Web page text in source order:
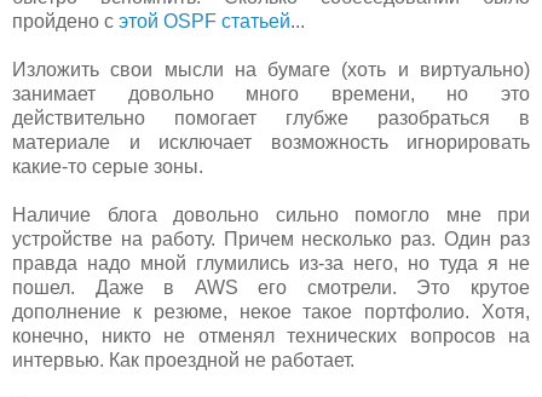
пройдено с этой OSPF статьей...
Изложить свои мысли на бумаге (хоть и виртуально)
занимает довольно много времени, но это
действительно помогает глубже разобраться в
материале и исключает возможность игнорировать
какие-то серые зоны.
Наличие блога довольно сильно помогло мне при
устройстве на работу. Причем несколько раз. Один раз
правда надо мной глумились из-за него, но туда я не
пошел. Даже в AWS его смотрели. Это крутое
дополнение к резюме, некое такое портфолио. Хотя,
конечно, никто не отменял технических вопросов на
интервью. Как проездной не работает.